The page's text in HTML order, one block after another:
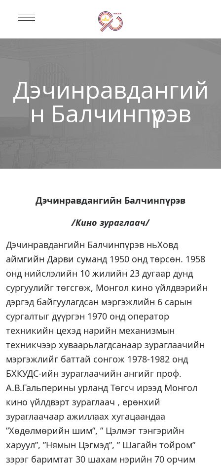
Дэчинравдангий
н Балчинпүрэв
Дэчинравдангийн Балчинпүрэв
/Кино зураглаач/
Дэчинравдангийн Балчинпүрэв ньХовд
аймгийн Дарви суманд 1950 онд төрсөн. 1958
онд нийслэлийн 10 жилийн 23 дугаар дунд
сургуулийг төгсгөж, Монгол кино үйлдвэрийн
дэргэд байгуулагдсан мэргэжлийн 6 сарын
сургалтыг дүүргэн 1970 онд оператор
техникийн цехэд нарийн механизмын
техникчээр хуваарьлагдсанаар зураглаачийн
мэргэжлийг баттай сонгож 1978-1982 онд
БХКУДС-ийн зураглаачийн ангийг проф.
А.В.Гальперины урланд Төгсч ирээд Монгол
кино үйлдвэрт зураглаач , ерөнхий
зураглаачаар ажиллаах хугацаандаа
”Хөдөлмөрийн шим”, ” Цэлмэг тэнгэрийн
харуул”, ”Нямын Цэгмэд”, ” Шагайн тойром”
зэрэг баримтат 30 шахам нэрийн 70 орчим